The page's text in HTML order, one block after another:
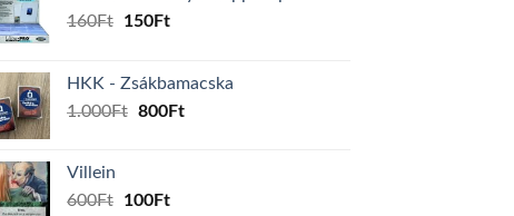
160Ft
Original
160Ft.
150FtCurrent
150Ft.
HKK - Zsákbamacska
1.000Ft Original
800FtCurrent
Villein
600Ft
Original
100FtCurrent